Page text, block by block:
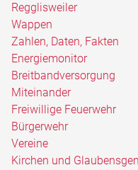
Regglisweiler
Wappen
Zahlen, Daten, Fakten
Energiemonitor
Breitbandversorgung
Miteinander
Freiwillige Feuerwehr
Bürgerwehr
Vereine
Kirchen und